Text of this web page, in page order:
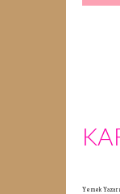
Yemek